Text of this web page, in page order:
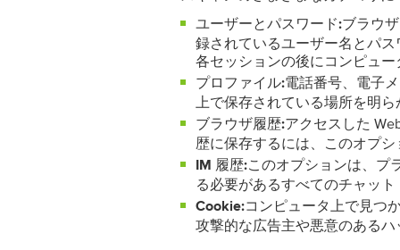
ユーザーとパスワード:ブラウ
録されているユーザー名とパ
各セッションの後にコンピュ
プロファイル:電話番号、電子
上で保存されている場所を明
ブラウザ履歴:アクセスした
歴に保存するには、このオプ
IM 履歴:このオプションは、プ
る必要があるすべてのチャッ
Cookie:コンピュータ上で見つ
攻撃的な広告主や悪意のある